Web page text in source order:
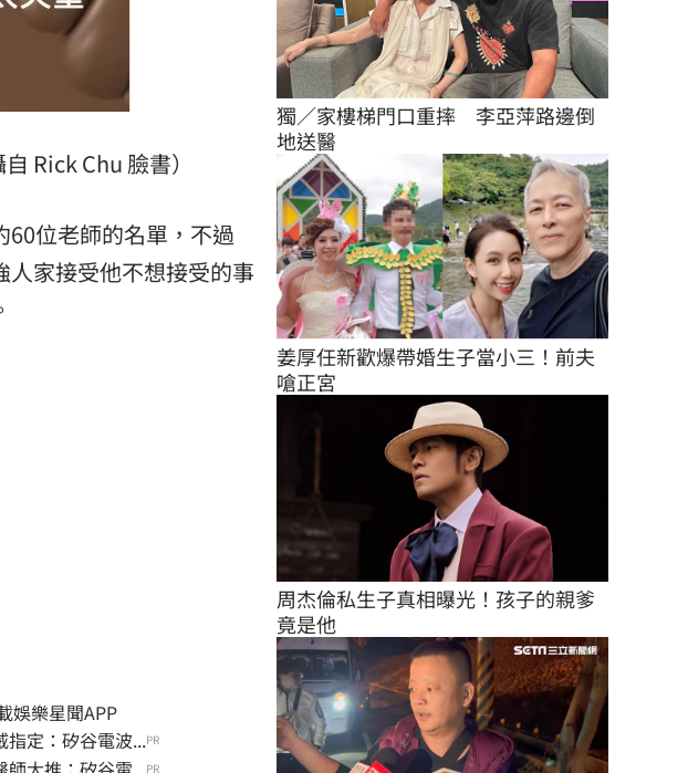
Rick Chu 臉書）
位老師的名單，不過
家接受他不想接受的事
態 即刻下載娛樂星聞APP
指定：矽谷電波...PR
PR
獨／家樓梯門口重摔　李亞萍路邊倒
地送醫
姜厚任新歡爆帶婚生子當小三！前夫
嗆正宮
周杰倫私生子真相曝光！孩子的親爹
竟是他